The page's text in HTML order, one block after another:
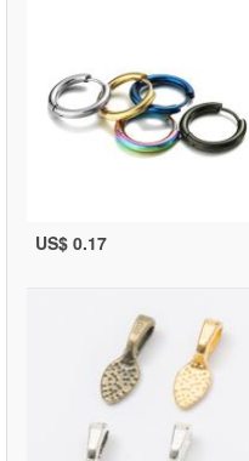
US$ 0.17